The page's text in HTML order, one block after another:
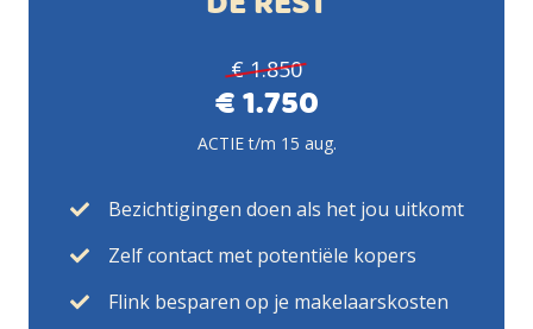
€ 1.850
€ 1.750
ACTIE t/m 15 aug.
Bezichtigingen doen als het jou uitkomt
Zelf contact met potentiële kopers
Flink besparen op je makelaarskosten